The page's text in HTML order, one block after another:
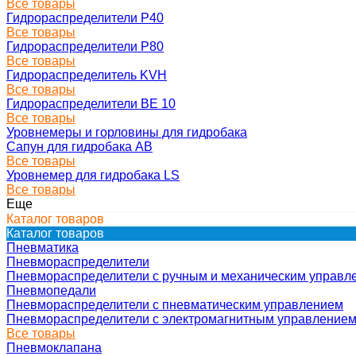
Все товары
Гидрораспределители Р40
Все товары
Гидрораспределители Р80
Все товары
Гидрораспределитель KVH
Все товары
Гидрораспределители ВЕ 10
Все товары
Уровнемеры и горловины для гидробака
Сапун для гидробака АВ
Все товары
Уровнемер для гидробака LS
Все товары
Еще
Каталог товаров
Каталог товаров
Пневматика
Пневмораспределители
Пневмораспределители с ручным и механическим
Пневмопедали
Пневмораспределители с пневматическим управлением
Пневмораспределители с электромагнитным управлением
Все товары
Пневмоклапана